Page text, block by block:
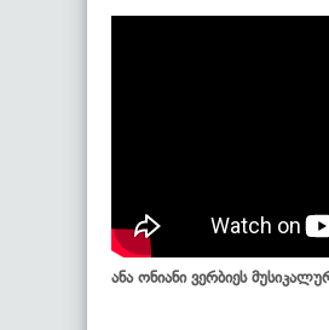
ანა ონიანი ვერბიეს